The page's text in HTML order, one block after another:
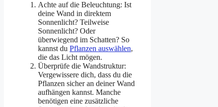
Achte auf die Beleuchtung: Ist
deine Wand in direktem
Sonnenlicht? Teilweise
Sonnenlicht? Oder
überwiegend im Schatten? So
kannst du Pflanzen auswählen,
die das Licht mögen.
Überprüfe die Wandstruktur:
Vergewissere dich, dass du die
Pflanzen sicher an deiner Wand
aufhängen kannst. Manche
benötigen eine zusätzliche